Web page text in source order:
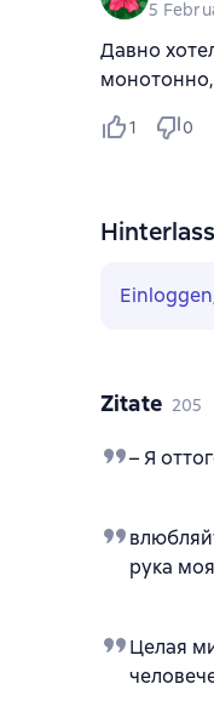
5
Давно
1 0
Einloggen
Zitate 205
– Я
рука
Целая